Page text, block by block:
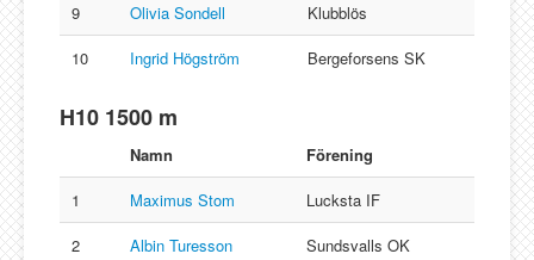
9
Olivia Sondell
Klubblös
10
Ingrid Högström Bergeforsens SK
H10 1500 m
Namn
Förening
1
Maximus Stom
Lucksta IF
2
Albin Turesson
Sundsvalls OK